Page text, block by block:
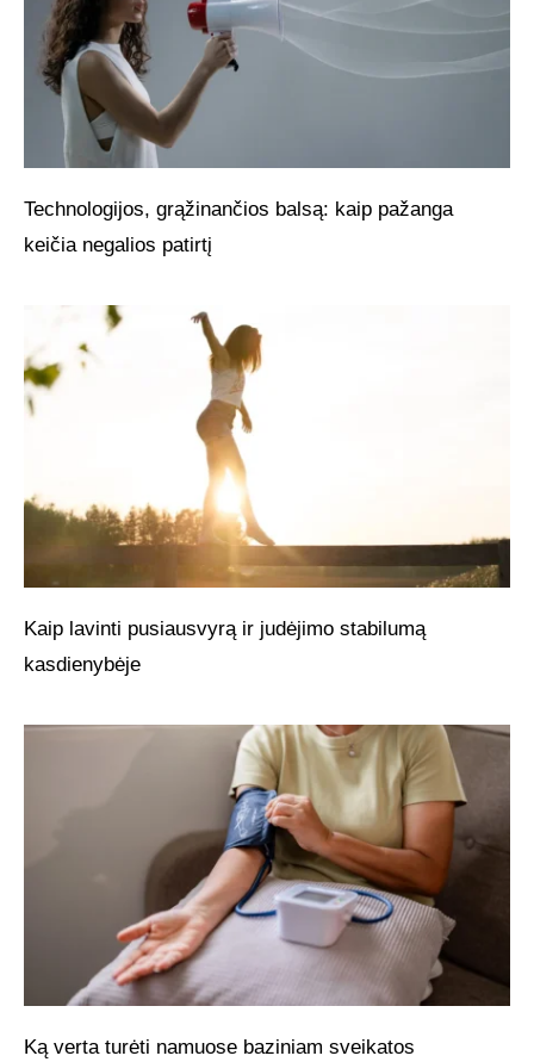
Technologijos, grąžinančios balsą: kaip pažanga
keičia negalios patirtį
Kaip lavinti pusiausvyrą ir judėjimo stabilumą
kasdienybėje
Ką verta turėti namuose baziniam sveikatos